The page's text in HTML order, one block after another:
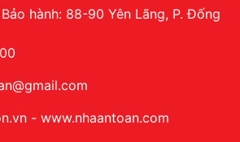
hành: 88-90 Yên Lãng, P. Đống
- www.nhaantoan.com